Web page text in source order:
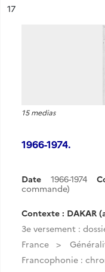
n°
17
15 medias
1966-1974.
Date 1966-1974
commande)
Contexte : DAKAR
3e versement :
France
Francophonie :